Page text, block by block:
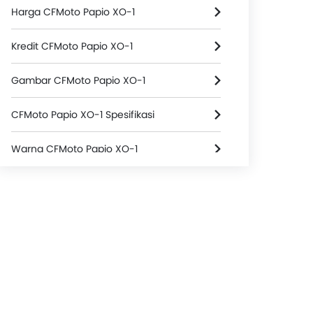
Harga CFMoto Papio XO-1
Kredit CFMoto Papio XO-1
Gambar CFMoto Papio XO-1
CFMoto Papio XO-1 Spesifikasi
Warna CFMoto Papio XO-1